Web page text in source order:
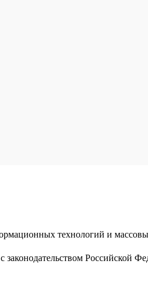
технологий и
законодательством Российской